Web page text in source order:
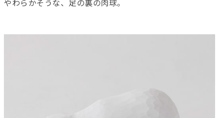
やわらかそうな、足の裏の肉球。